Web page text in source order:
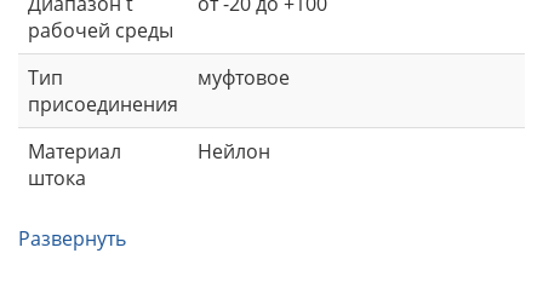
рабочей среды
Тип
присоединения
муфтовое
Материал
штока
Нейлон
Развернуть